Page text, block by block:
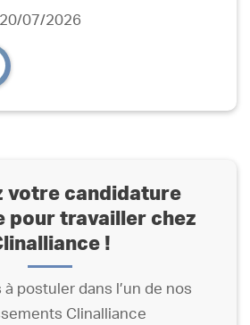
20/07/2026
votre candidature
pour travailler chez
!
à postuler dans l’un de nos
Clinalliance